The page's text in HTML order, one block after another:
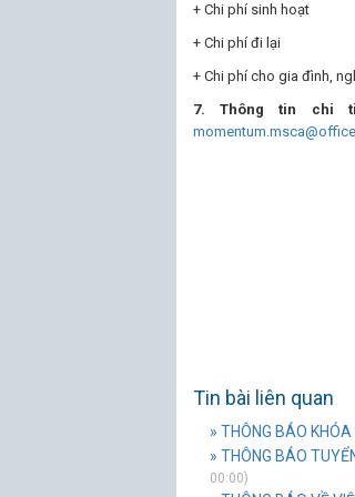
+ Chi phí sinh hoạt
+ Chi phí đi lại
+ Chi phí cho gia đình,
7. Thông tin chi
Tin bài liên quan
» THÔNG BÁO
» THÔNG BÁO
00:00)